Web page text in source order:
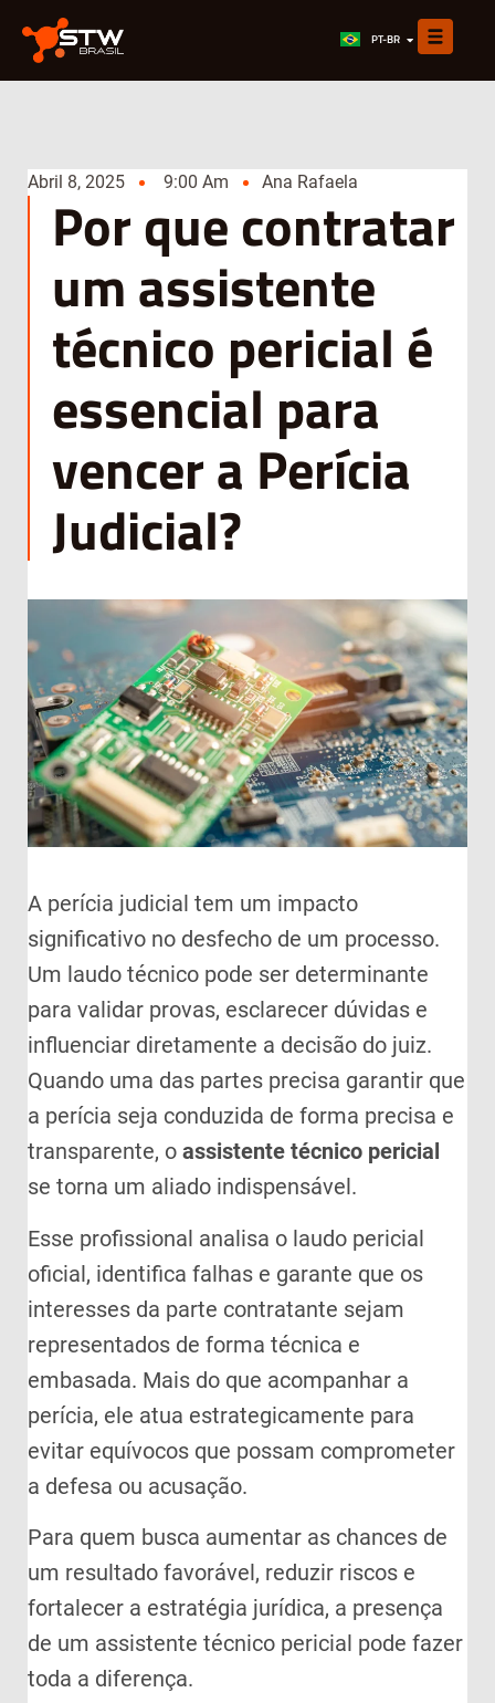
PT-BR
ES
Abril 8, 2025 9:00 Am Ana Rafaela
Por que contratar
um assistente
técnico pericial é
essencial para
vencer a Perícia
Judicial?
A perícia judicial tem um impacto
significativo no desfecho de um processo.
Um laudo técnico pode ser determinante
para validar provas, esclarecer dúvidas e
influenciar diretamente a decisão do juiz.
Quando uma das partes precisa garantir que
a perícia seja conduzida de forma precisa e
transparente, o assistente técnico pericial
se torna um aliado indispensável.
Esse profissional analisa o laudo pericial
oficial, identifica falhas e garante que os
interesses da parte contratante sejam
representados de forma técnica e
embasada. Mais do que acompanhar a
perícia, ele atua estrategicamente para
evitar equívocos que possam comprometer
a defesa ou acusação.
Para quem busca aumentar as chances de
um resultado favorável, reduzir riscos e
fortalecer a estratégia jurídica, a presença
de um assistente técnico pericial pode fazer
toda a diferença.